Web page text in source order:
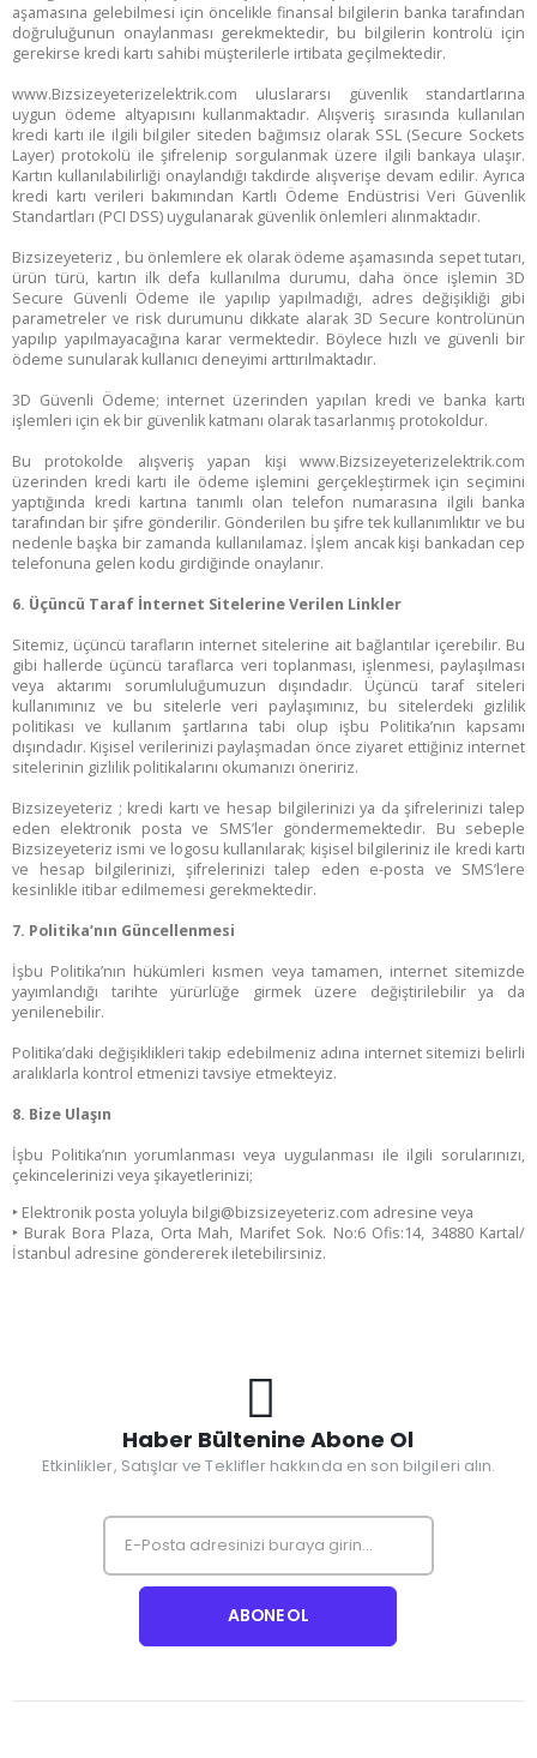
%30'a
varan indirimlerden yararlan.
Bu ekranı bir daha gösterme
aşamasına gelebilmesi için öncelikle finansal bilgilerin banka tarafından
doğruluğunun onaylanması gerekmektedir, bu bilgilerin kontrolü için
gerekirse kredi kartı sahibi müşterilerle irtibata geçilmektedir.
www.Bizsizeyeterizelektrik.com uluslararsı güvenlik standartlarına
uygun ödeme altyapısını kullanmaktadır. Alışveriş sırasında kullanılan
kredi kartı ile ilgili bilgiler siteden bağımsız olarak SSL (Secure Sockets
Layer) protokolü ile şifrelenip sorgulanmak üzere ilgili bankaya ulaşır.
Kartın kullanılabilirliği onaylandığı takdirde alışverişe devam edilir. Ayrıca
kredi kartı verileri bakımından Kartlı Ödeme Endüstrisi Veri Güvenlik
Standartları (PCI DSS) uygulanarak güvenlik önlemleri alınmaktadır.
Bizsizeyeteriz , bu önlemlere ek olarak ödeme aşamasında sepet tutarı,
ürün türü, kartın ilk defa kullanılma durumu, daha önce işlemin 3D
Secure Güvenli Ödeme ile yapılıp yapılmadığı, adres değişikliği gibi
parametreler ve risk durumunu dikkate alarak 3D Secure kontrolünün
yapılıp yapılmayacağına karar vermektedir. Böylece hızlı ve güvenli bir
ödeme sunularak kullanıcı deneyimi arttırılmaktadır.
3D Güvenli Ödeme; internet üzerinden yapılan kredi ve banka kartı
işlemleri için ek bir güvenlik katmanı olarak tasarlanmış protokoldur.
Bu protokolde alışveriş yapan kişi www.Bizsizeyeterizelektrik.com
üzerinden kredi kartı ile ödeme işlemini gerçekleştirmek için seçimini
yaptığında kredi kartına tanımlı olan telefon numarasına ilgili banka
tarafından bir şifre gönderilir. Gönderilen bu şifre tek kullanımlıktır ve bu
nedenle başka bir zamanda kullanılamaz. İşlem ancak kişi bankadan cep
telefonuna gelen kodu girdiğinde onaylanır.
6. Üçüncü Taraf İnternet Sitelerine Verilen Linkler
Sitemiz, üçüncü tarafların internet sitelerine ait bağlantılar içerebilir. Bu
gibi hallerde üçüncü taraflarca veri toplanması, işlenmesi, paylaşılması
veya aktarımı sorumluluğumuzun dışındadır. Üçüncü taraf siteleri
kullanımınız ve bu sitelerle veri paylaşımınız, bu sitelerdeki gizlilik
politikası ve kullanım şartlarına tabi olup işbu Politika’nın kapsamı
dışındadır. Kişisel verilerinizi paylaşmadan önce ziyaret ettiğiniz internet
sitelerinin gizlilik politikalarını okumanızı öneririz.
Bizsizeyeteriz ; kredi kartı ve hesap bilgilerinizi ya da şifrelerinizi talep
eden elektronik posta ve SMS’ler göndermemektedir. Bu sebeple
Bizsizeyeteriz ismi ve logosu kullanılarak; kişisel bilgileriniz ile kredi kartı
ve hesap bilgilerinizi, şifrelerinizi talep eden e-posta ve SMS’lere
kesinlikle itibar edilmemesi gerekmektedir.
7. Politika’nın Güncellenmesi
İşbu Politika’nın hükümleri kısmen veya tamamen, internet sitemizde
yayımlandığı tarihte yürürlüğe girmek üzere değiştirilebilir ya da
yenilenebilir.
Politika’daki değişiklikleri takip edebilmeniz adına internet sitemizi belirli
aralıklarla kontrol etmenizi tavsiye etmekteyiz.
8. Bize Ulaşın
İşbu Politika’nın yorumlanması veya uygulanması ile ilgili sorularınızı,
çekincelerinizi veya şikayetlerinizi;
‣ Elektronik posta yoluyla bilgi@bizsizeyeteriz.com adresine veya
‣ Burak Bora Plaza, Orta Mah, Marifet Sok. No:6 Ofis:14, 34880 Kartal/
İstanbul adresine göndererek iletebilirsiniz.
Haber Bültenine Abone Ol
Etkinlikler, Satışlar ve Teklifler hakkında en son bilgileri alın.